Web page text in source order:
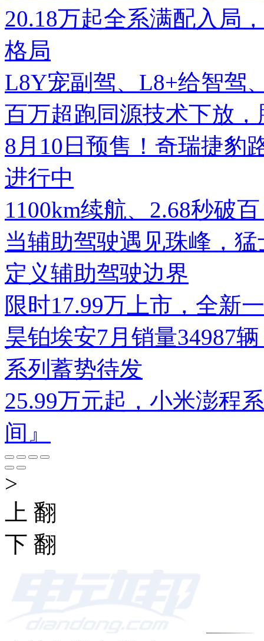
20.18万起全系满配入局
格局
L8Y宠副驾、L8+给智驾
百万超跑同源技术下放
8月10日预售！奇瑞捷豹
进行中
1100km续航、2.68秒破
当辅助驾驶遇见珠峰，
定义辅助驾驶边界
限时17.99万上市，全新
昊铂埃安7月销量34987
系列蓄势待发
25.99万元起，小米澎程
间』
>
上 翻
下 翻